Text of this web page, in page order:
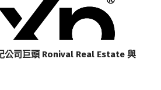
公司巨頭 Ronival Real Estate 與